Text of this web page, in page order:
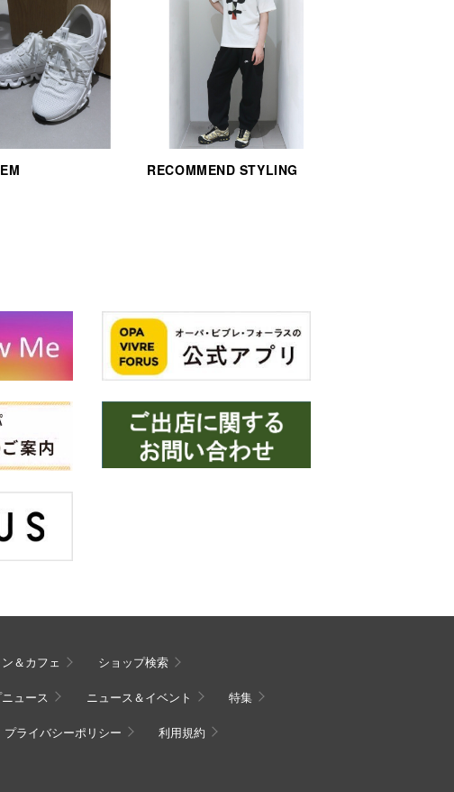
RECOMMEND STYLING
＆カフェ ショップ検索
ュース ニュース＆イベント 特集
プライバシーポリシー 利用規約